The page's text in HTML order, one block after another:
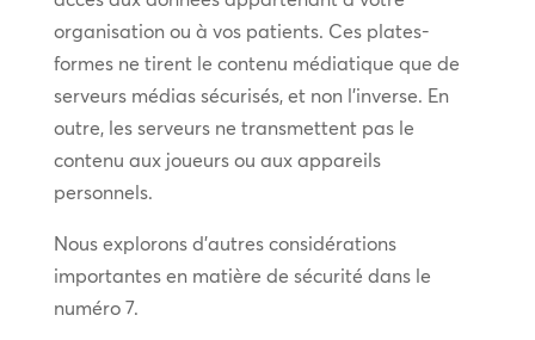
organisation ou à vos patients. Ces plates-
formes ne tirent le contenu médiatique que de
serveurs médias sécurisés, et non l’inverse. En
outre, les serveurs ne transmettent pas le
contenu aux joueurs ou aux appareils
personnels.
Nous explorons d’autres considérations
importantes en matière de sécurité dans le
numéro 7.